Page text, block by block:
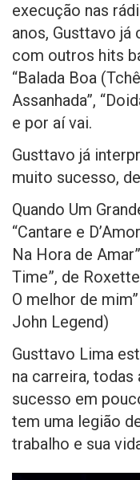
execução nas
anos, Gusttavo
com outros hits
“Balada Boa
Assanhada”,
e por aí vai.
Gusttavo já
muito sucesso,
Quando Um
“Cantare e
Na Hora de
Time”, de
O melhor de
John Legend)
Gusttavo Lima
na carreira,
sucesso em
tem uma legião
trabalho e sua